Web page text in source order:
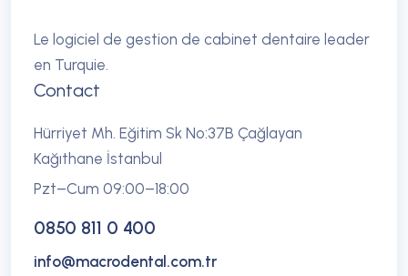
Le logiciel de gestion de cabinet dentaire leader
en Turquie.
Contact
Hürriyet Mh. Eğitim Sk No:37B Çağlayan
Kağıthane İstanbul
Pzt–Cum 09:00–18:00
0850 811 0 400
info@macrodental.com.tr